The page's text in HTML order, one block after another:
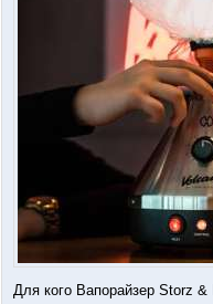
Для кого Вапорайзер Storz